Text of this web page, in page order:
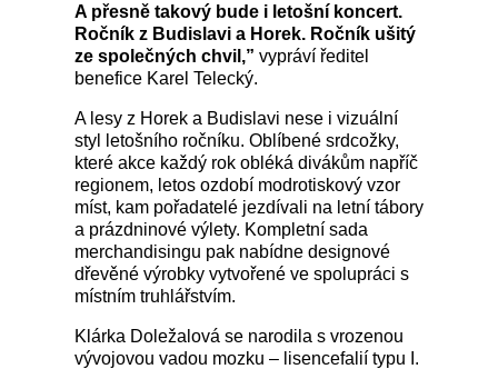
A přesně takový bude i letošní koncert.
Ročník z Budislavi a Horek. Ročník ušitý
ze společných chvil,” vypráví ředitel
benefice Karel Telecký.
A lesy z Horek a Budislavi nese i vizuální
styl letošního ročníku. Oblíbené srdcožky,
které akce každý rok obléká divákům napříč
regionem, letos ozdobí modrotiskový vzor
míst, kam pořadatelé jezdívali na letní tábory
a prázdninové výlety. Kompletní sada
merchandisingu pak nabídne designové
dřevěné výrobky vytvořené ve spolupráci s
místním truhlářstvím.
Klárka Doležalová se narodila s vrozenou
vývojovou vadou mozku –lisencefalií typu I.